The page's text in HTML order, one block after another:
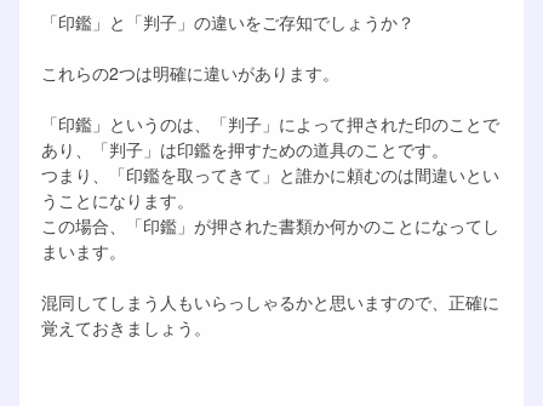
「印鑑」と「判子」の違いをご存知でしょうか？
これらの2つは明確に違いがあります。
「印鑑」というのは、「判子」によって押された印のことで
あり、「判子」は印鑑を押すための道具のことです。
つまり、「印鑑を取ってきて」と誰かに頼むのは間違いとい
うことになります。
この場合、「印鑑」が押された書類か何かのことになってし
まいます。
混同してしまう人もいらっしゃるかと思いますので、正確に
覚えておきましょう。